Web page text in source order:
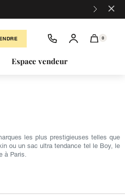
×
0
Espace vendeur
les plus prestigieuses telles que
ou un sac ultra tendance tel le Boy, le
à Paris.